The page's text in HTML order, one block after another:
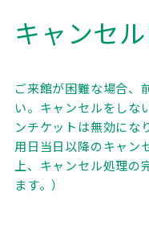
キャンセ
ご来館が困難な場合、
い。キャンセルをしな
ンチケットは無効にな
用日当日以降のキャン
上、キャンセル処理の
ます。）